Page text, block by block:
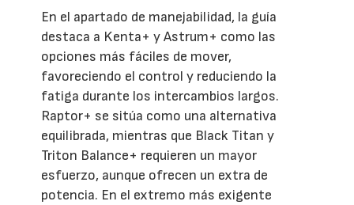
En el apartado de manejabilidad, la guía
destaca a Kenta+ y Astrum+ como las
opciones más fáciles de mover,
favoreciendo el control y reduciendo la
fatiga durante los intercambios largos.
Raptor+ se sitúa como una alternativa
equilibrada, mientras que Black Titan y
Triton Balance+ requieren un mayor
esfuerzo, aunque ofrecen un extra de
potencia. En el extremo más exigente